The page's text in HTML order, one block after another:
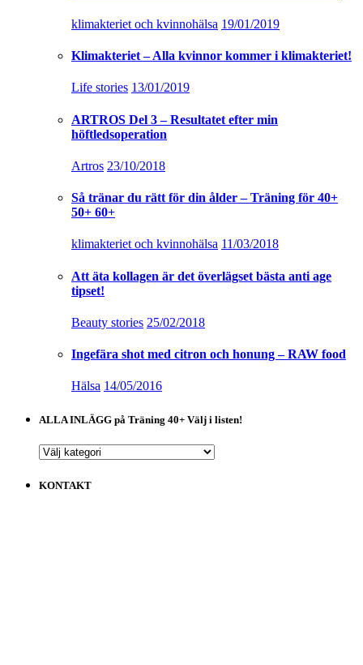
klimakteriet och kvinnohälsa 19/01/2019
Klimakteriet – Alla kvinnor kommer i klimakteriet!
Life stories 13/01/2019
ARTROS Del 3 – Resultatet efter min
höftledsoperation
Artros 23/10/2018
Så tränar du rätt för din ålder – Träning för 40+
50+ 60+
klimakteriet och kvinnohälsa 11/03/2018
Att äta kollagen är det överlägset bästa anti age
tipset!
Beauty stories 25/02/2018
Ingefära shot med citron och honung – RAW food
Hälsa 14/05/2016
ALLA INLÄGG på Träning 40+ Välj i listen!
ALLA
på
KONTAKT